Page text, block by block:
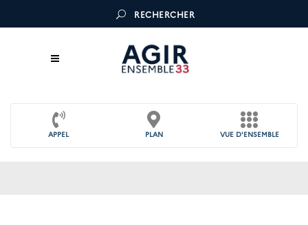
RECHERCHER
APPEL PLAN VUE D'ENSEMBLE